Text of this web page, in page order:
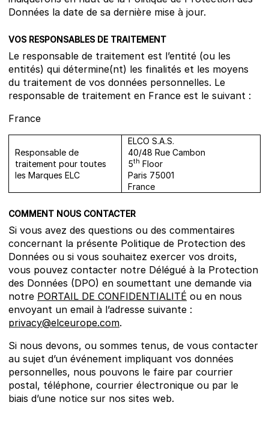
Données la date de sa dernière mise à jour.
VOS RESPONSABLES DE TRAITEMENT
Le responsable de traitement est l’entité (ou les
entités) qui détermine(nt) les finalités et les moyens
du traitement de vos données personnelles. Le
responsable de traitement en France est le suivant :
France
Responsable de
traitement pour toutes
les Marques ELC
ELCO S.A.S.
40/48 Rue Cambon
5th Floor
Paris 75001
France
COMMENT NOUS CONTACTER
Si vous avez des questions ou des commentaires
concernant la présente Politique de Protection des
Données ou si vous souhaitez exercer vos droits,
vous pouvez contacter notre Délégué à la Protection
des Données (DPO) en soumettant une demande via
notre PORTAIL DE CONFIDENTIALITÉ ou en nous
envoyant un email à l’adresse suivante :
privacy@elceurope.com.
Si nous devons, ou sommes tenus, de vous contacter
au sujet d’un événement impliquant vos données
personnelles, nous pouvons le faire par courrier
postal, téléphone, courrier électronique ou par le
biais d’une notice sur nos sites web.